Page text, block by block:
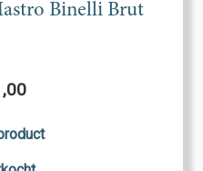
Binelli Brut